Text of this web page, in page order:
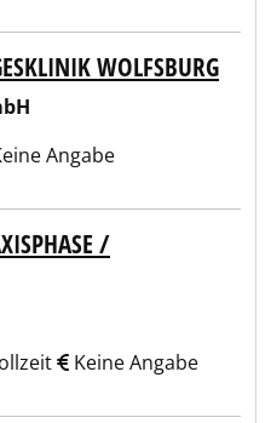
WOLFSBURG
Angabe
/
Keine Angabe